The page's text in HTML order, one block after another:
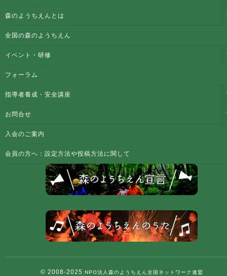
森のようちえんとは
全国の森のようちえん
イベント・研修
フォーラム
指導者養成・安全講座
お問合せ
入会のご案内
会員の方へ：設定方法や投稿方法に関して
© 2008-2025 NPO法人森のようちえん全国ネットワーク連盟